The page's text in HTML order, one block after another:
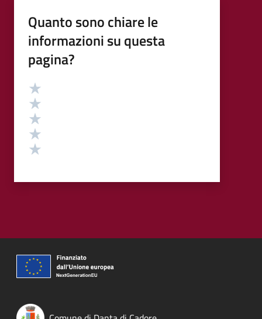
Quanto sono chiare le
informazioni su questa
pagina?
Valutazione